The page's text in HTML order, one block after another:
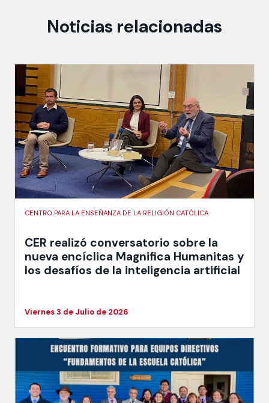
Noticias relacionadas
CENTRO PARA LA ENSEÑANZA DE LA RELIGIÓN CATÓLICA
CER realizó conversatorio sobre la
nueva encíclica Magnifica Humanitas y
los desafíos de la inteligencia artificial
Viernes 3 de Julio de 2026